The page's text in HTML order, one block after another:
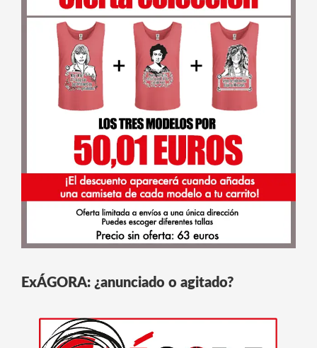
ExÁGORA: ¿anunciado o agitado?